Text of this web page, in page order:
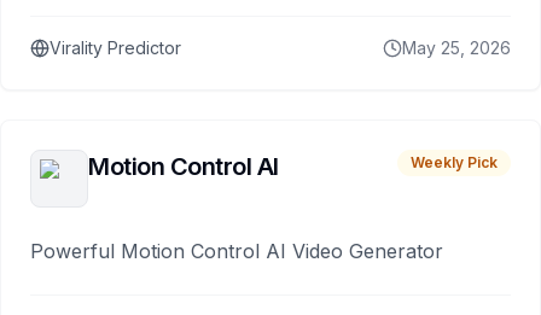
Virality Predictor May 25, 2026
Motion Control AI Weekly Pick
Powerful Motion Control AI Video Generator